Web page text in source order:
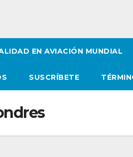
EN AVIACIÓN MUNDIAL
SUSCRÍBETE